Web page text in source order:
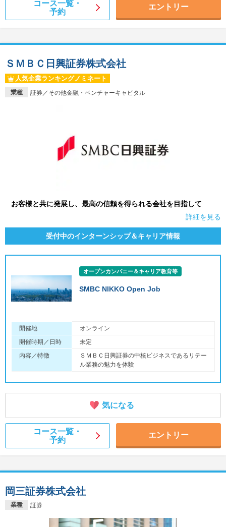
コース一覧・
予約
エントリー
業種 証券／その他金融・ベンチャーキャピタル
ＳＭＢＣ日興証券株式会社
人気企業ランキングノミネート
お客様と共に発展し、最高の信頼を得られる会社を目指して
詳細を見る
受付中のインターンシップ＆キャリア情報
オープンカンパニー＆キャリア教育等
SMBC NIKKO Open Job
開催地
オンライン
開催時期／日時
未定
内容／特徴
ＳＭＢＣ日興証券の中核ビジネスであるリテー
ル業務の魅力を体験
気になる
コース一覧・
予約
エントリー
業種 証券
岡三証券株式会社